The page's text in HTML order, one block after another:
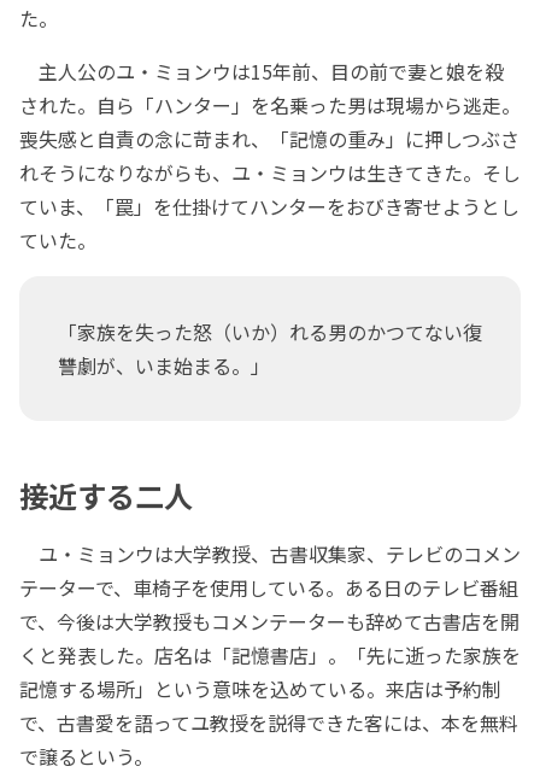
た。
主人公のユ・ミョンウは15年前、目の前で妻と娘を殺
された。自ら「ハンター」を名乗った男は現場から逃走。
喪失感と自責の念に苛まれ、「記憶の重み」に押しつぶさ
れそうになりながらも、ユ・ミョンウは生きてきた。そし
ていま、「罠」を仕掛けてハンターをおびき寄せようとし
ていた。
「家族を失った怒（いか）れる男のかつてない復
讐劇が、いま始まる。」
接近する二人
ユ・ミョンウは大学教授、古書収集家、テレビのコメン
テーターで、車椅子を使用している。ある日のテレビ番組
で、今後は大学教授もコメンテーターも辞めて古書店を開
くと発表した。店名は「記憶書店」。「先に逝った家族を
記憶する場所」という意味を込めている。来店は予約制
で、古書愛を語ってユ教授を説得できた客には、本を無料
で譲るという。